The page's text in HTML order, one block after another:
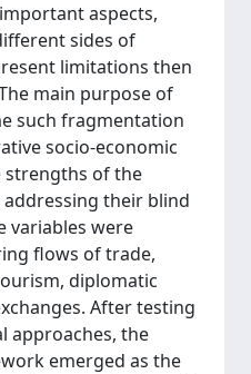
aspects,
sides of
limitations then
main purpose of
such fragmentation
socio-economic
strengths of the
their blind
variables were
flows of trade,
diplomatic
After testing
approaches, the
emerged as the